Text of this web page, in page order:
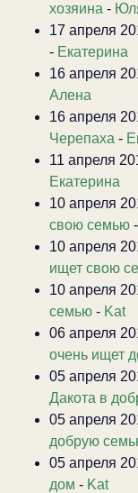
хозяина -
17 апреля
- Екатерина
16 апреля
Алена
16 апреля
Черепаха -
11 апреля
Екатерина
10 апреля
свою семью -
10 апреля
ищет свою
10 апреля
семью - Kat
06 апреля
очень ищет
05 апреля
Дакота в
05 апреля
добрую
05 апреля
дом - Kat